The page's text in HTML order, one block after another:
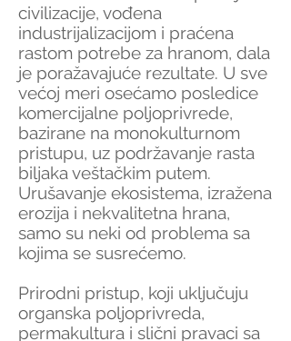
civilizacije, vođena
industrijalizacijom i praćena
rastom potrebe za hranom, dala
je poražavajuće rezultate. U sve
većoj meri osećamo posledice
komercijalne poljoprivrede,
bazirane na monokulturnom
pristupu, uz podržavanje rasta
biljaka veštačkim putem.
Urušavanje ekosistema, izražena
erozija i nekvalitetna hrana,
samo su neki od problema sa
kojima se susrećemo.
Prirodni pristup, koji uključuju
organska poljoprivreda,
permakultura i slični pravaci sa